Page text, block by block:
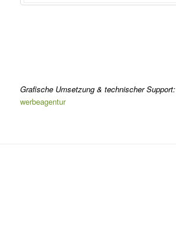
Grafische Umsetzung & technischer Support:
werbeagentur